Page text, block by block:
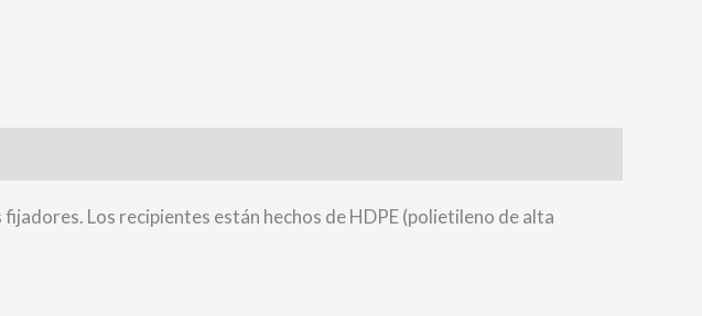
Los recipientes están hechos de HDPE (polietileno de alta